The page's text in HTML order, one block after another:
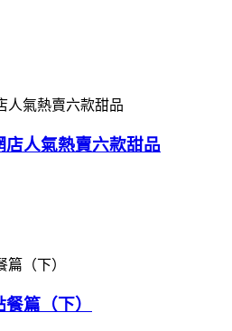
店人氣熱賣六款甜品
篇（下）